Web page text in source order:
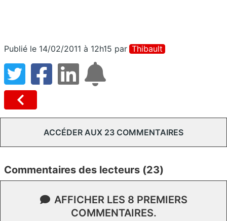
Publié le 14/02/2011 à 12h15 par Thibault
ACCÉDER AUX 23 COMMENTAIRES
Commentaires des lecteurs (23)
AFFICHER LES 8 PREMIERS
COMMENTAIRES.